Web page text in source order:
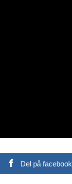
Del på facebook